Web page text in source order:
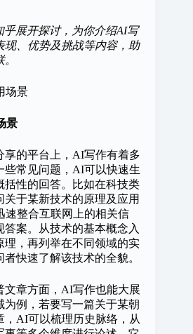
乎展开探讨，为你介绍AI写
现、优势及挑战等内容，助
景
享的平台上，AI写作有着多
些常见问题，AI可以快速生
括性的回答。比如在科技类
于某新技术的原理及应用
速整合互联网上的相关信
案。从技术的基本概念入
理，再列举在不同领域的实
快速了解该技术的全貌。
文章方面，AI写作也能大展
为例，若要写一篇关于某朝
，AI可以梳理历史脉络，从